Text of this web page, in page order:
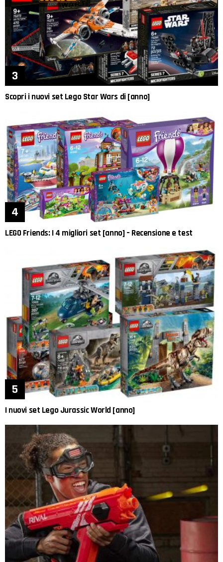
Scopri i nuovi set Lego Star Wars di [anno]
LEGO Friends: I 4 migliori set [anno] – Recensione e test
I nuovi set Lego Jurassic World [anno]